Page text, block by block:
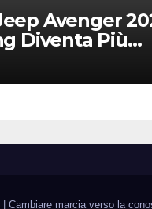
Avenger
Diventa Più
DNA Off-Road
Cambiare marcia verso la